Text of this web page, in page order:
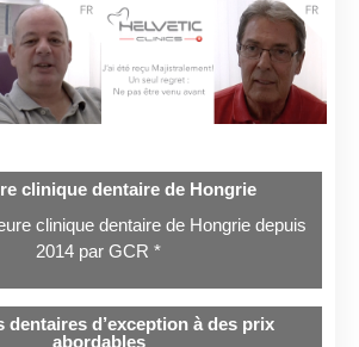
clinique dentaire de Hongrie
clinique dentaire de Hongrie depuis
2014 par GCR *
dentaires d’exception à des prix
abordables